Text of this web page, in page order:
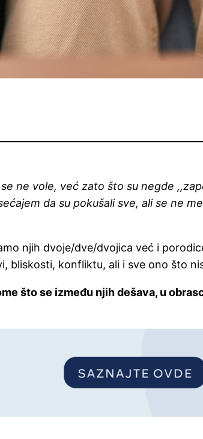
ne vole, već zato što su negde
da su pokušali sve, ali se ne
njih dvoje/dve/dvojica već i
konfliktu, ali i sve ono što
što se između njih dešava, u